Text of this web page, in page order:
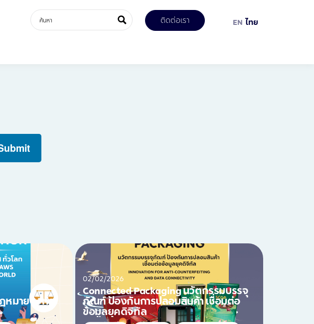
ติดต่อเรา EN ไทย
02/02/2026
Connected Packaging นวัตกรรมบรรจุ
ภัณฑ์ ป้องกันการปลอมสินค้า เชื่อมต่อ
ข้อมูลยุคดิจิทัล